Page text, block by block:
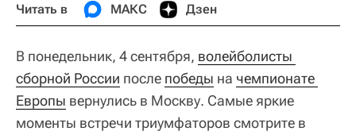
Читать в МАКС Дзен
В понедельник, 4 сентября, волейболисты
сборной России после победы на чемпионате
Европы вернулись в Москву. Самые яркие
моменты встречи триумфаторов смотрите в